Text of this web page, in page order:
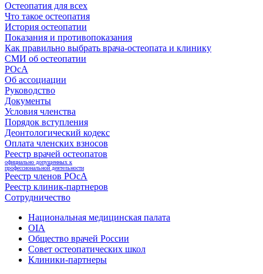
Остеопатия для всех
Что такое остеопатия
История остеопатии
Показания и противопоказания
Как правильно выбрать врача-остеопата и клинику
СМИ об остеопатии
РОсА
Об ассоциации
Руководство
Документы
Условия членства
Порядок вступления
Деонтологический кодекс
Оплата членских взносов
Реестр врачей остеопатов
официально допущенных к
профессиональной деятельности
Реестр членов РОсА
Реестр клиник-партнеров
Сотрудничество
Национальная медицинская палата
OIA
Общество врачей России
Совет остеопатических школ
Клиники-партнеры